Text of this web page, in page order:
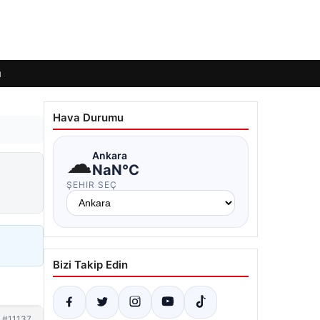
Hava Durumu
☁Ankara
NaN°C
ŞEHIR SEÇ
Bizi Takip Edin